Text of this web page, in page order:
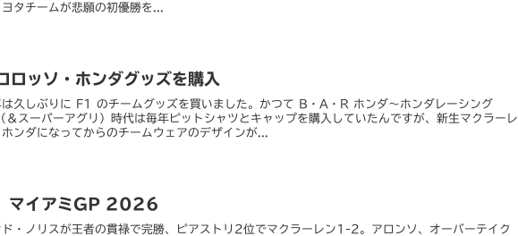
ヨタチームが悲願の初優勝を...
ロッソ・ホンダグッズを購入
は久しぶりに F1 のチームグッズを買いました。かつて B・A・R ホンダ～ホンダレーシング
＆スーパーアグリ）時代は毎年ピットシャツとキャップを購入していたんですが、新生マクラーレ
ホンダになってからのチームウェアのデザインが...
マイアミGP 2026
ド・ノリスが王者の貫禄で完勝、ピアストリ2位でマクラーレン1-2。アロンソ、オーバーテイク